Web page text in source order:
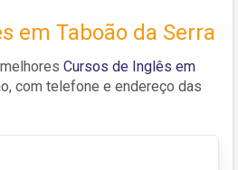
em Taboão da Serra
Cursos de Inglês em
com telefone e endereço das